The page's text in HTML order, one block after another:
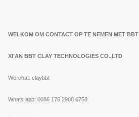
WELKOM OM CONTACT OP TE NEMEN MET BBT
XI’AN BBT CLAY TECHNOLOGIES CO.,LTD
We-chat: claybbt
Whats app: 0086 176 2908 6758